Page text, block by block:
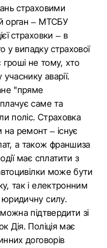
страховими
орган – МТСБУ
страховки – в
у випадку страхової
гроші не тому, хто
аварії.
"пряме
саме та
поліс. Страховка
на ремонт – існує
а також франшиза
має сплатити з
може бути
так і електронним
силу.
підтвердити зі
Дія. Поліція має
договорів